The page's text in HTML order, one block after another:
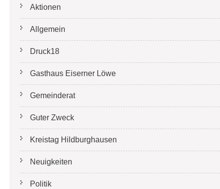
Aktionen
Allgemein
Druck18
Gasthaus Eiserner Löwe
Gemeinderat
Guter Zweck
Kreistag Hildburghausen
Neuigkeiten
Politik